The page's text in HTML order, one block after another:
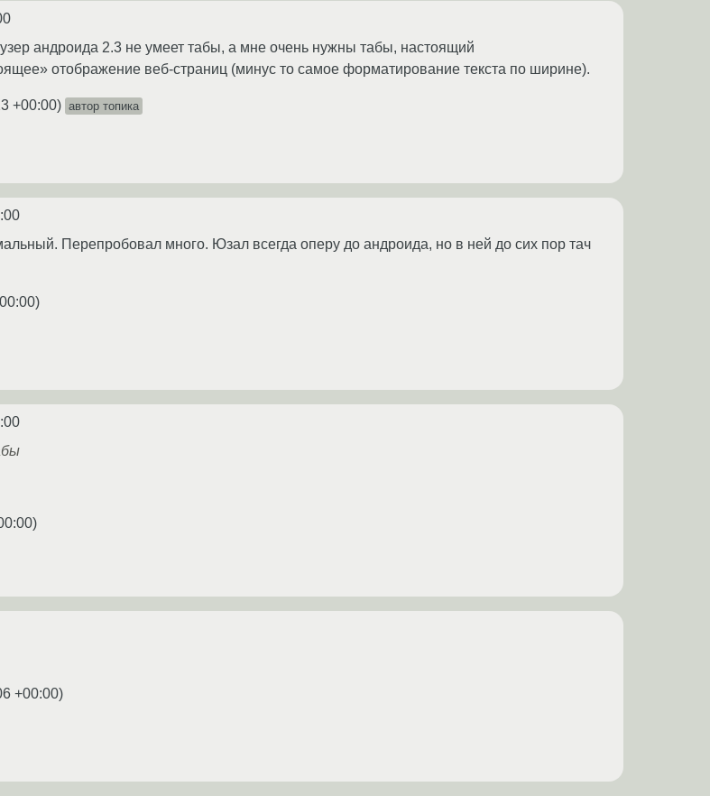
андроида 2.3 не умеет табы, а мне очень нужны табы, настоящий
отображение веб-страниц (минус то самое форматирование текста по ширине).
+00:00) автор топика
Перепробовал много. Юзал всегда оперу до андроида, но в ней до сих пор тач
)
)
+00:00)